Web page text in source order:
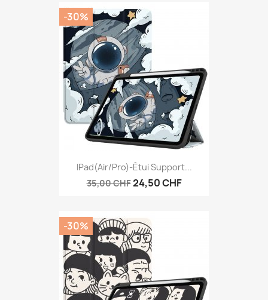
IPad(Air/Pro)-Étui Support...
35,00 CHF24,50 CHF
-30%
-30%